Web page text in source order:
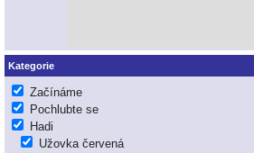
Kategorie
Začínáme
Pochlubte se
Hadi
Užovka červená